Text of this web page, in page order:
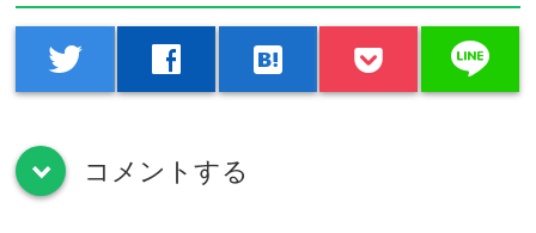
twitter facebook hatenabookmark line
down コメントする